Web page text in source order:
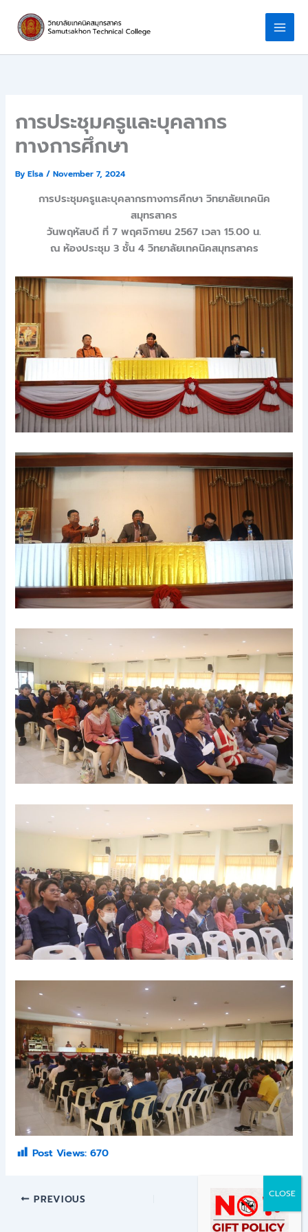
content
การประชุมครูและบุคลากร
ทางการศึกษา
ByElsa/November 7, 2024
การประชุมครูและบุคลากรทางการศึกษา วิทยาลัยเทคนิค
สมุทรสาคร
วันพฤหัสบดี ที่ 7 พฤศจิกายน 2567 เวลา 15.00 น.
ณ ห้องประชุม 3 ชั้น 4 วิทยาลัยเทคนิคสมุทรสาคร
Post Views: 670
PREVIOUS NEXT